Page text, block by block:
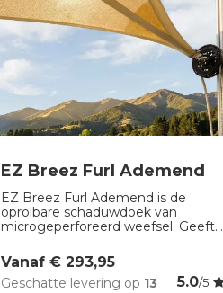
EZ Breez Furl Ademend
EZ Breez Furl Ademend is de
oprolbare schaduwdoek van
microgeperforeerd weefsel. Geeft...
Vanaf € 293,95
Geschatte levering op 13
5.0/5